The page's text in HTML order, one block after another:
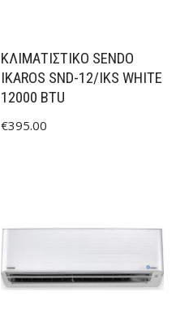
ΚΛΙΜΑΤΙΣΤΙΚΟ SENDO
IKAROS SND-12/IKS WHITE
12000 BTU
€395.00